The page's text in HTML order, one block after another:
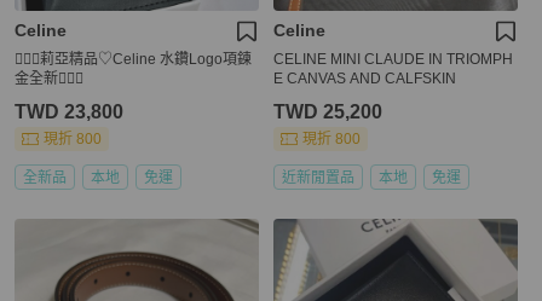
Celine
🧚🏻‍♀️莉亞精品♡Celine 水鑽Logo項鍊
金全新🧚🏻‍♀️
TWD 23,800
現折 800
全新品 本地 免運
Celine
CELINE MINI CLAUDE IN TRIOMPH
E CANVAS AND CALFSKIN
TWD 25,200
現折 800
近新閒置品 本地 免運